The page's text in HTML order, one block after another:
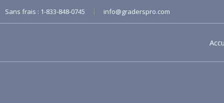
Sans frais : 1-833-848-0745 | info@graderspro.com